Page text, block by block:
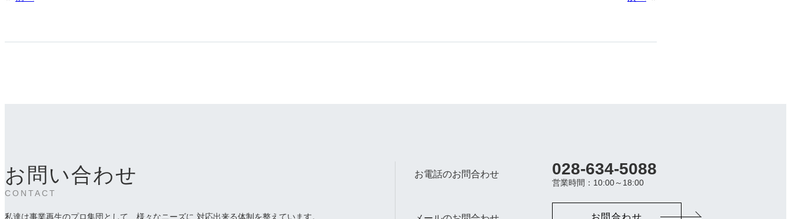
お問い合わせ
CONTACT
私達は事業再生のプロ集団として、様々なニーズに 対応出来る体制を整えています。
お電話のお問合わせ
カ
ラ
ム
リ
028-634-5088
営業時間：10:00～18:00
お問合わせ